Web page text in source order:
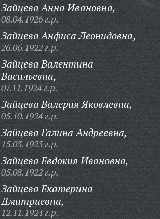
Зайцева Анна Ивановна,
08.04.1926 г.р.
Зайцева Анфиса Леонидовна,
26.06.1922 г.р.
Зайцева Валентина
Васильевна,
07.11.1924 г.р.
Зайцева Валерия Яковлевна,
05.10.1924 г.р.
Зайцева Галина Андреевна,
15.03.1923 г.р.
Зайцева Евдокия Ивановна,
05.08.1922 г.р.
Зайцева Екатерина
Дмитриевна,
12.11.1924 г.р.